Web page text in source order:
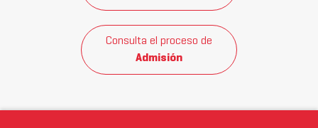
Consulta el proceso de
Admisión